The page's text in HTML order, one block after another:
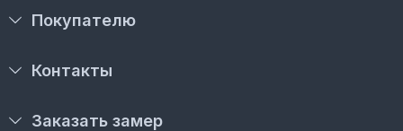
Покупателю
Контакты
Заказать замер